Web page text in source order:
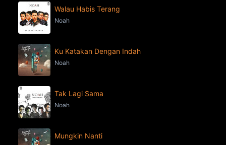
Walau Habis Terang
Noah
Ku Katakan Dengan Indah
Noah
Tak Lagi Sama
Noah
Mungkin Nanti